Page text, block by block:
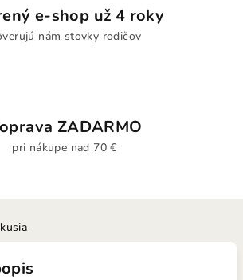
e-shop už 4 roky
nám stovky rodičov
ZADARMO
pri nákupe nad 70 €